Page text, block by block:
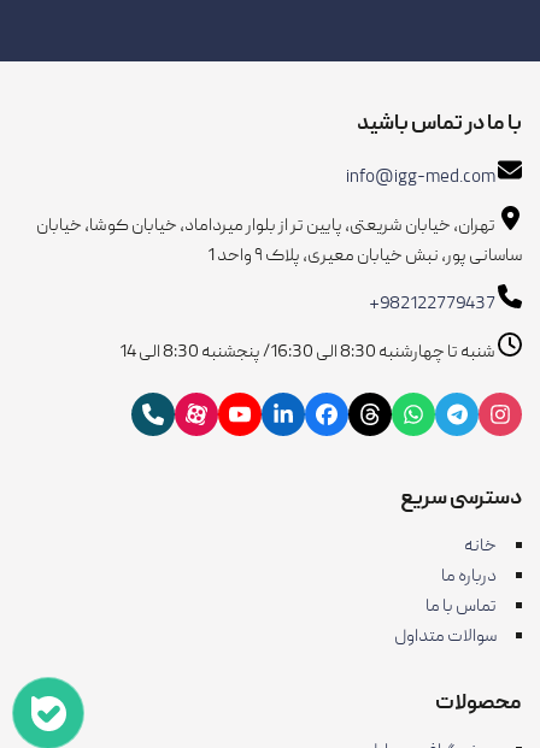
با ما در تماس باشید
info@igg-med.com
تهران، خیابان شریعتی، پایین تر از بلوار میرداماد، خیابان کوشا، خیابان
ساسانی پور، نبش خیابان معیری، پلاک ۹ واحد 1
+982122779437
شنبه تا چهارشنبه 8:30 الی 16:30/ پنجشنبه 8:30 الی 14
دسترسی سریع
خانه
درباره ما
تماس با ما
سوالات متداول
محصولات